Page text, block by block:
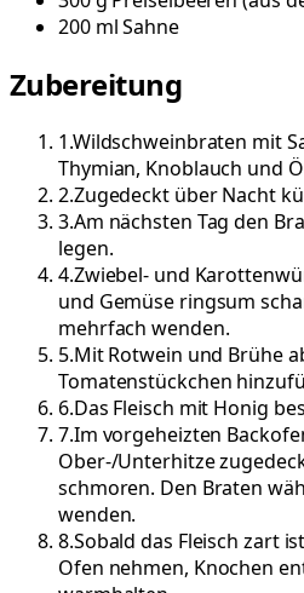
200 mlSahne
Zubereitung
1.Wildschweinbraten mit
Thymian, Knoblauch und
2.Zugedeckt über Nacht
3.Am nächsten Tag den
legen.
4.Zwiebel- und
und Gemüse ringsum
mehrfach wenden.
5.Mit Rotwein und Brühe
Tomatenstückchen
6.Das Fleisch mit Honig
7.Im vorgeheizten
Ober-/Unterhitze
schmoren. Den Braten
wenden.
8.Sobald das Fleisch zart
Ofen nehmen, Knochen